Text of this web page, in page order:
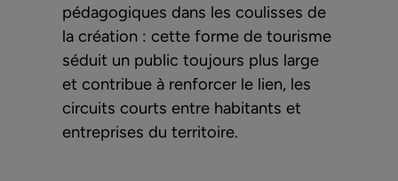
pédagogiques dans les coulisses de
la création : cette forme de tourisme
séduit un public toujours plus large
et contribue à renforcer le lien, les
circuits courts entre habitants et
entreprises du territoire.